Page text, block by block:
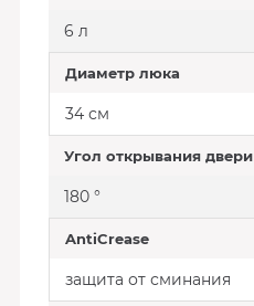
6 л
Диаметр люка
34 см
Угол открывания двери
180 °
AntiCrease
защита от сминания